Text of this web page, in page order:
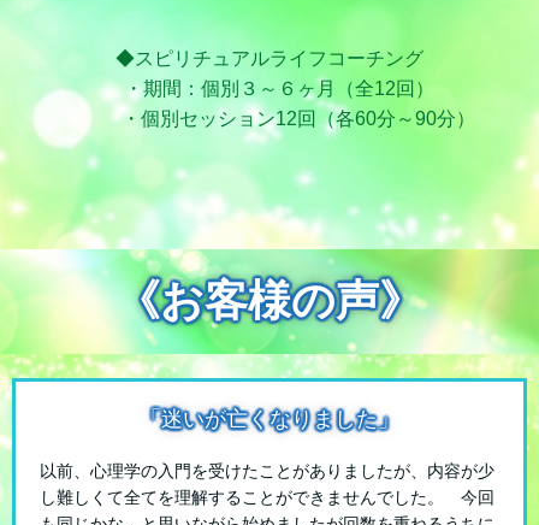
◆スピリチュアルライフコーチング
・期間：個別３～６ヶ月（全12回）
・個別セッション12回（各60分～90分）
《お客様の声》
「迷いが亡くなりました」
以前、心理学の入門を受けたことがありましたが、内容が少
し難しくて全てを理解することができませんでした。 今回